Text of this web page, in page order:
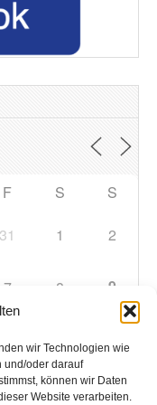
wir Technologien wie
und/oder darauf
können wir Daten
Website verarbeiten.
F S S
31 1 2
7 8 9
14 15
21 22 23